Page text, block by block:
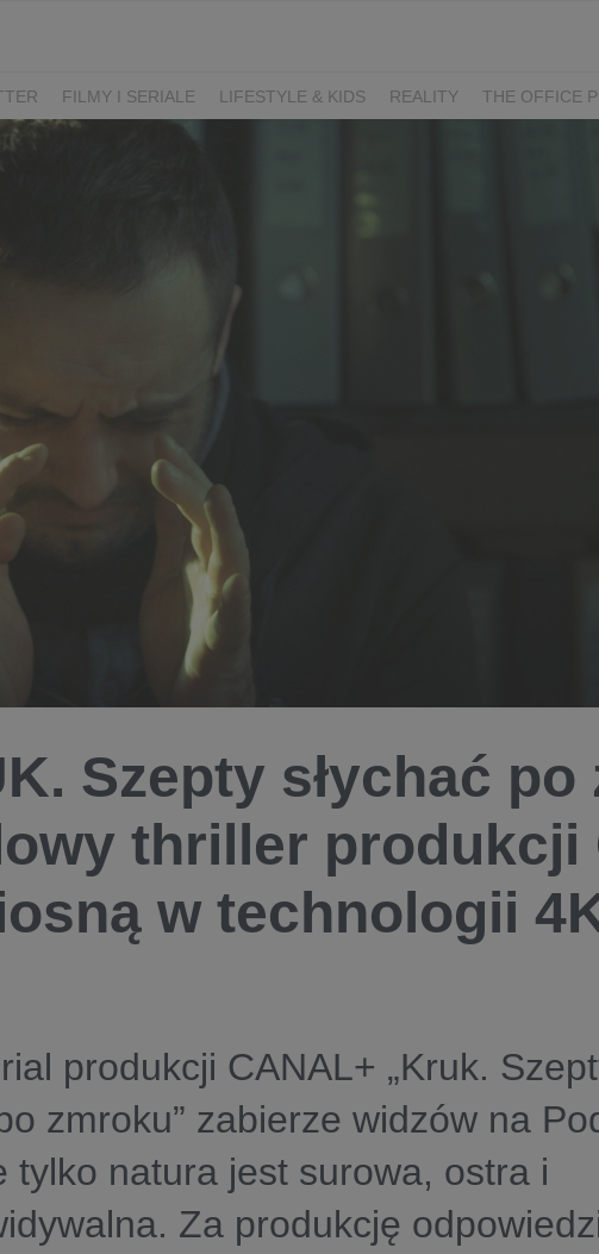
FILMY I SERIALE LIFESTYLE & KIDS REALITY THE OFFICE PL
KIEDY ŚLUB? BELFER
Szepty słychać po
thriller produkcji
w technologii
produkcji CANAL+ „Kruk.
zmroku” zabierze widzów na
tylko natura jest surowa, ostra i
Za produkcję